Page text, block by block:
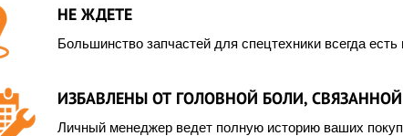
НЕ ЖДЕТЕ
Большинство запчастей для спецтехники всегда
ИЗБАВЛЕНЫ ОТ ГОЛОВНОЙ БОЛИ,
Личный менеджер ведет полную историю ваших